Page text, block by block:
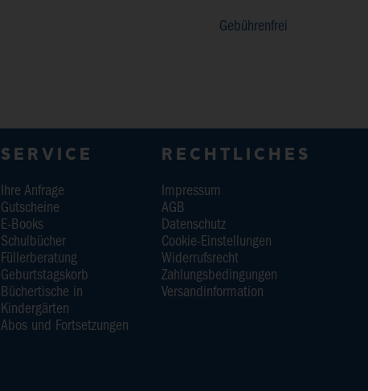
Gebührenfrei
SERVICE
Ihre Anfrage
Gutscheine
E-Books
Schulbücher
Füllerberatung
Geburtstagskorb
Büchertische in
Kindergärten
Abos und Fortsetzungen
RECHTLICHES
Impressum
AGB
Datenschutz
Cookie-Einstellungen
Widerrufsrecht
Zahlungsbedingungen
Versandinformation